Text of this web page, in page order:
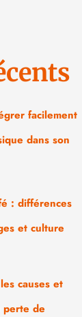
facilement
dans son
: différences
et culture
causes et
perte de